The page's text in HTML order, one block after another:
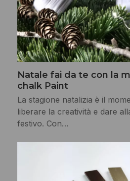
Natale fai da te con la
chalk Paint
La stagione natalizia è il
liberare la creatività e dare
festivo. Con…